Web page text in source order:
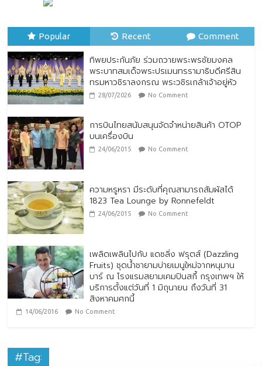
24/07/2026 No Comment
Popular Recent Comment
ทิพยประกันภัย ร่วมถวายพระพรชัยมงคล
พระบาทสมเด็จพระปรเมนทรรามาธิบดีศรีสิน
ทรมหาวชิราลงกรณ พระวชิรเกล้าเจ้าอยู่หัว
28/07/2026 No Comment
การบินไทยสนับสนุนจัดจำหน่ายสินค้า OTOP
บนเครื่องบิน
24/06/2015 No Comment
ความหรูหรา มีระดับที่คุณสามารถสัมผัสได้
1823 Tea Lounge by Ronnefeldt
24/06/2015 No Comment
เพลิดเพลินไปกับ แดซลิ่ง ฟรุตส์ (Dazzling
Fruits) ชุดน้ำชายามบ่ายเมนูใหม่จากหนุมาน
บาร์ ณ โรงแรมสยามเคมปินสกี้ กรุงเทพฯ ให้
บริการตั้งแต่วันที่ 1 มิถุนายน ถึงวันที่ 31
สิงหาคมศกนี้
14/06/2016 No Comment
#Tag: